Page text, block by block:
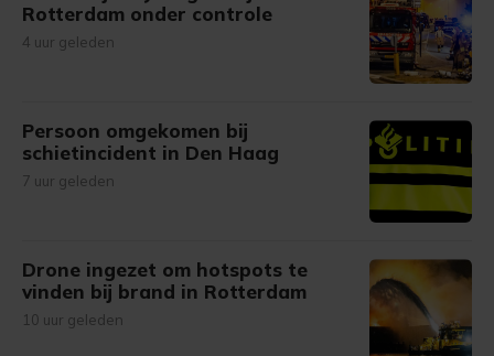
Rotterdam onder controle
4 uur geleden
Persoon omgekomen bij
schietincident in Den Haag
7 uur geleden
Drone ingezet om hotspots te
vinden bij brand in Rotterdam
10 uur geleden